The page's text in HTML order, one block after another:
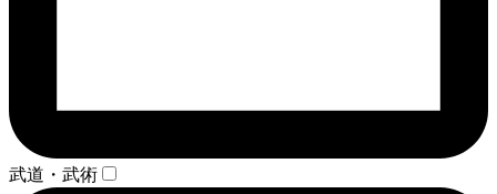
武道・武術